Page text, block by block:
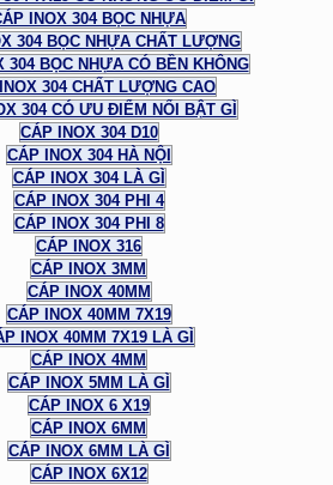
INOX 304 BỌC NHỰA
304 BỌC NHỰA CHẤT LƯỢNG
304 BỌC NHỰA CÓ BỀN KHÔNG
304 CHẤT LƯỢNG CAO
304 CÓ ƯU ĐIỂM NỔI BẬT GÌ
CÁP INOX 304 D10
CÁP INOX 304 HÀ NỘI
CÁP INOX 304 LÀ GÌ
CÁP INOX 304 PHI 4
CÁP INOX 304 PHI 8
CÁP INOX 316
CÁP INOX 3MM
CÁP INOX 40MM
CÁP INOX 40MM 7X19
INOX 40MM 7X19 LÀ GÌ
CÁP INOX 4MM
CÁP INOX 5MM LÀ GÌ
CÁP INOX 6 X19
CÁP INOX 6MM
CÁP INOX 6MM LÀ GÌ
CÁP INOX 6X12